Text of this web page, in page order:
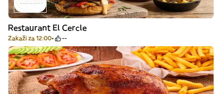
Restaurant El Cercle
Zakaži za 12:00 --